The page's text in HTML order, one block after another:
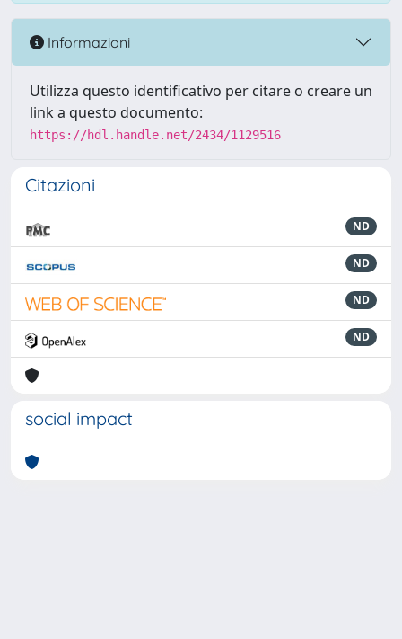
Informazioni
Utilizza questo identificativo per citare o creare un
link a questo documento:
https://hdl.handle.net/2434/1129516
Citazioni
ND
ND
ND
ND
social impact